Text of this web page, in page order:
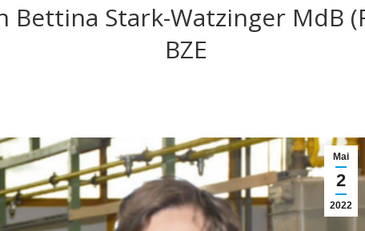
Stark-Watzinger MdB
BZE
Mai
2
2022